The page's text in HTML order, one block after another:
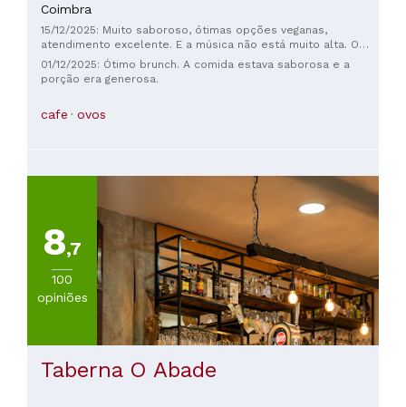
Coimbra
15/12/2025: Muito saboroso, ótimas opções veganas,
atendimento excelente. E a música não está muito alta. O
que mais se pode pedir?
01/12/2025: Ótimo brunch. A comida estava saborosa e a
porção era generosa.
cafe ovos
8,7
100
opiniões
Taberna O Abade